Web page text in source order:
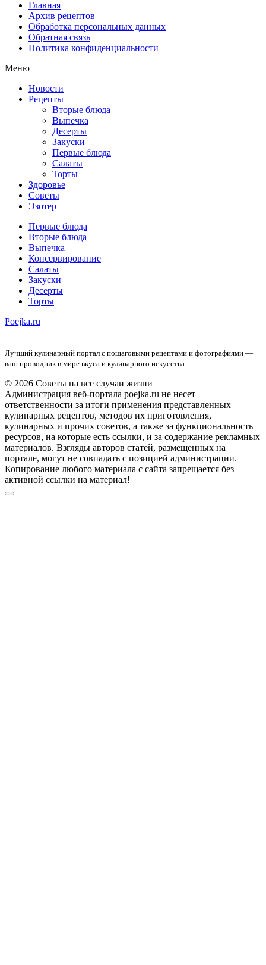
Главная
Архив рецептов
Обработка персональных данных
Обратная связь
Политика конфиденциальности
Меню
Новости
Рецепты
Вторые блюда
Выпечка
Десерты
Закуски
Первые блюда
Салаты
Торты
Здоровье
Советы
Эзотер
Первые блюда
Вторые блюда
Выпечка
Консервирование
Салаты
Закуски
Десерты
Торты
Poejka.ru
Лучший кулинарный портал с пошаговыми рецептами и фотографиями —
ваш проводник в мире вкуса и кулинарного искусства.
© 2026 Советы на все случаи жизни
Администрация веб-портала poejka.ru не несет
ответственности за итоги применения представленных
кулинарных рецептов, методов их приготовления,
кулинарных и прочих советов, а также за функциональность
ресурсов, на которые есть ссылки, и за содержание рекламных
материалов. Взгляды авторов статей, размещенных на
портале, могут не совпадать с позицией администрации.
Копирование любого материала с сайта запрещается без
активной ссылки на материал!